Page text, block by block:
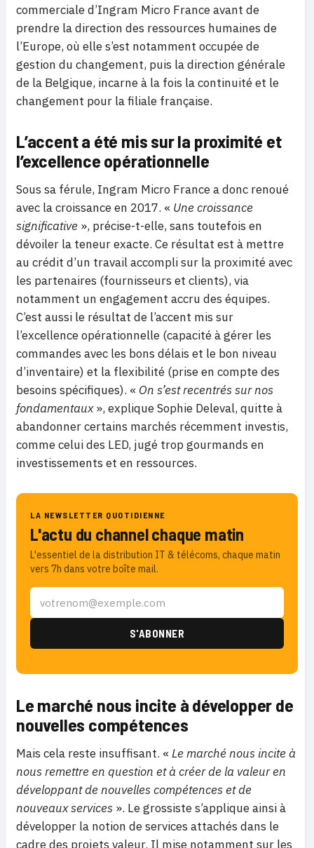
commerciale d’Ingram Micro France avant de
prendre la direction des ressources humaines de
l’Europe, où elle s’est notamment occupée de
gestion du changement, puis la direction générale
de la Belgique, incarne à la fois la continuité et le
changement pour la filiale française.
L’accent a été mis sur la proximité et
l’excellence opérationnelle
Sous sa férule, Ingram Micro France a donc renoué
avec la croissance en 2017. « Une croissance
significative », précise-t-elle, sans toutefois en
dévoiler la teneur exacte. Ce résultat est à mettre
au crédit d’un travail accompli sur la proximité avec
les partenaires (fournisseurs et clients), via
notamment un engagement accru des équipes.
C’est aussi le résultat de l’accent mis sur
l’excellence opérationnelle (capacité à gérer les
commandes avec les bons délais et le bon niveau
d’inventaire) et la flexibilité (prise en compte des
besoins spécifiques). « On s’est recentrés sur nos
fondamentaux», explique Sophie Deleval, quitte à
abandonner certains marchés récemment investis,
comme celui des LED, jugé trop gourmands en
investissements et en ressources.
LA NEWSLETTER QUOTIDIENNE
L'actu du channel chaque matin
L'essentiel de la distribution IT & télécoms, chaque matin
vers 7h dans votre boîte mail.
Le marché nous incite à développer de
nouvelles compétences
Mais cela reste insuffisant. « Le marché nous incite à
nous remettre en question et à créer de la valeur en
développant de nouvelles compétences et de
nouveaux services ». Le grossiste s’applique ainsi à
développer la notion de services attachés dans le
cadre des projets valeur. Il mise notamment sur les